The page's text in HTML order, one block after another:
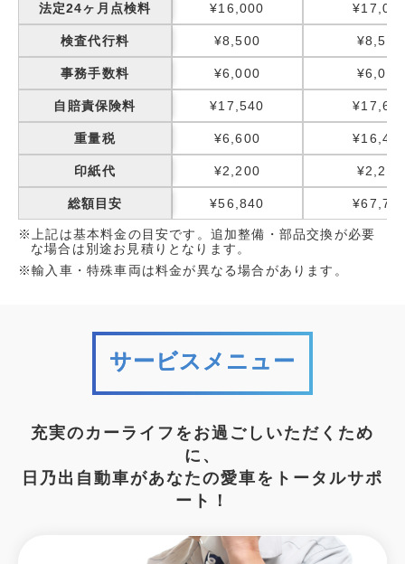
法定24ヶ月点検料 ¥16,000
検査代行料 ¥8,500 ¥8,500
事務手数料 ¥6,000 ¥6,000
自賠責保険料 ¥17,540
重量税 ¥6,600
印紙代 ¥2,200 ¥2,200
総額目安 ¥56,840
※上記は基本料金の目安です。追加整備・部品交換が必要
な場合は別途お見積りとなります。
※輸入車・特殊車両は料金が異なる場合があります。
サービスメニュー
充実のカーライフをお過ごしいただくため
に、
日乃出自動車があなたの愛車をトータルサポ
ート！